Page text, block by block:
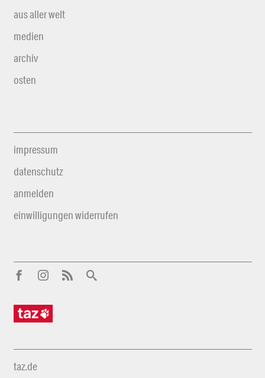
aus aller welt
medien
archiv
osten
impressum
datenschutz
anmelden
einwilligungen widerrufen
taz.de